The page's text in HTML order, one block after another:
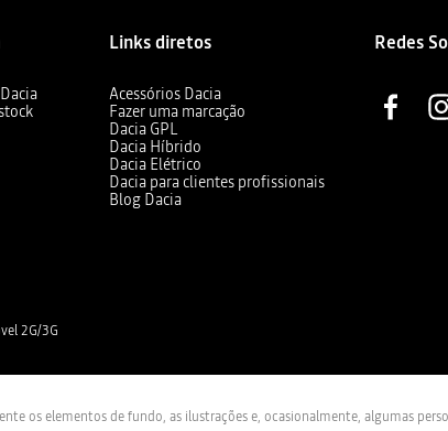
Links diretos
Acessórios Dacia
Fazer uma marcação
Dacia GPL
Dacia Híbrido
Dacia Elétrico
Dacia para clientes profissionais
Blog Dacia
Redes
2G/3G
os elementos de fundo, as ilustrações e, ocasionalmente, algumas